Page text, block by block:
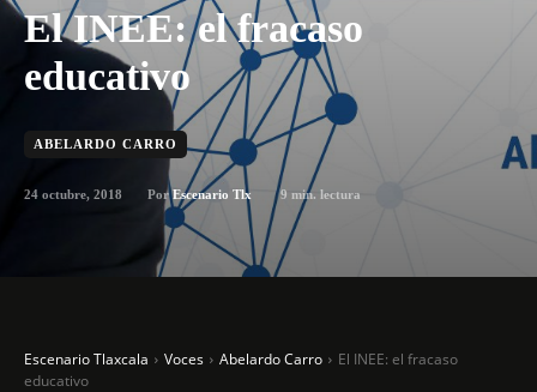
El INEE: el fracaso
educativo
ABELARDO CARRO
24 octubre, 2018 Por Escenario Tlx 9 min. lectura
Escenario Tlaxcala Voces Abelardo Carro
El INEE: el fracaso
educativo